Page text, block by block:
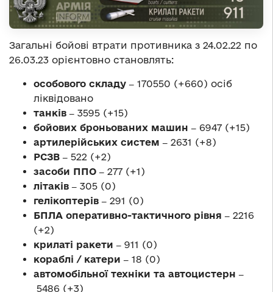
Загальні бойові втрати противника з 24.02.22 по
26.03.23 орієнтовно становлять:
особового складу ‒ 170550 (+660) осіб
ліквідовано
танків ‒ 3595 (+15)
бойових броньованих машин ‒ 6947 (+15)
артилерійських систем ‒ 2631 (+8)
РСЗВ ‒ 522 (+2)
засоби ППО ‒ 277 (+1)
літаків ‒ 305 (0)
гелікоптерів ‒ 291 (0)
БПЛА оперативно-тактичного рівня ‒ 2216
(+2)
крилаті ракети ‒ 911 (0)
кораблі / катери ‒ 18 (0)
автомобільної техніки та автоцистерн ‒
5486 (+3)